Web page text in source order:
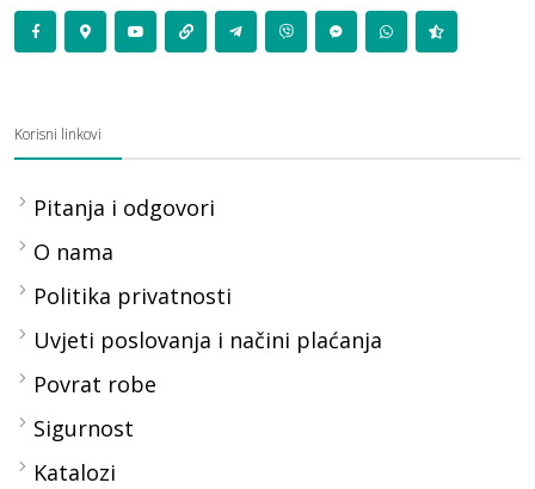
Korisni linkovi
Pitanja i odgovori
O nama
Politika privatnosti
Uvjeti poslovanja i načini plaćanja
Povrat robe
Sigurnost
Katalozi